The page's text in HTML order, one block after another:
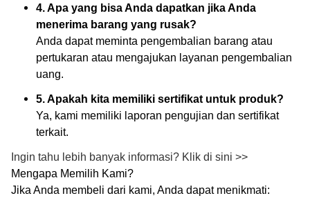
4. Apa yang bisa Anda dapatkan jika Anda
menerima barang yang rusak?
Anda dapat meminta pengembalian barang atau
pertukaran atau mengajukan layanan pengembalian
uang.
5. Apakah kita memiliki sertifikat untuk produk?
Ya, kami memiliki laporan pengujian dan sertifikat
terkait.
Ingin tahu lebih banyak informasi? Klik di sini >>
Mengapa Memilih Kami?
Jika Anda membeli dari kami, Anda dapat menikmati: